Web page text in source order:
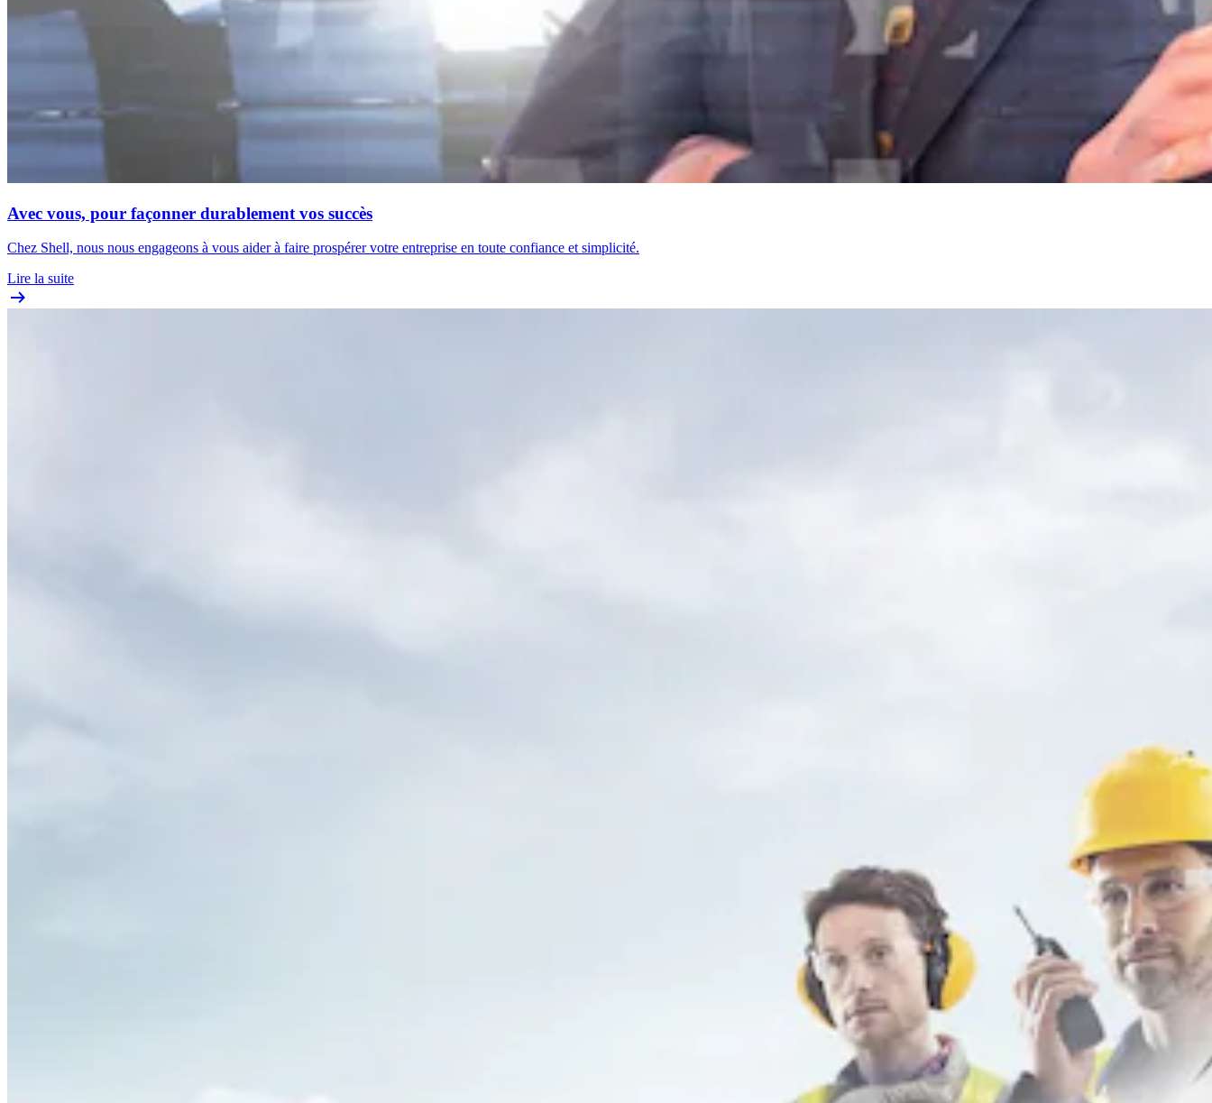
Avec vous, pour façonner durablement vos succès
Chez Shell, nous nous engageons à vous aider à faire prospérer votre entreprise en toute confiance et simplicité.
Lire la suite